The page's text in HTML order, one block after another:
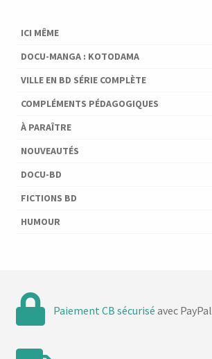
ICI MÊME
DOCU-MANGA : KOTODAMA
VILLE EN BD SÉRIE COMPLÈTE
COMPLÉMENTS PÉDAGOGIQUES
À PARAÎTRE
NOUVEAUTÉS
DOCU-BD
FICTIONS BD
HUMOUR
Paiement CB sécurisé avec PayPal